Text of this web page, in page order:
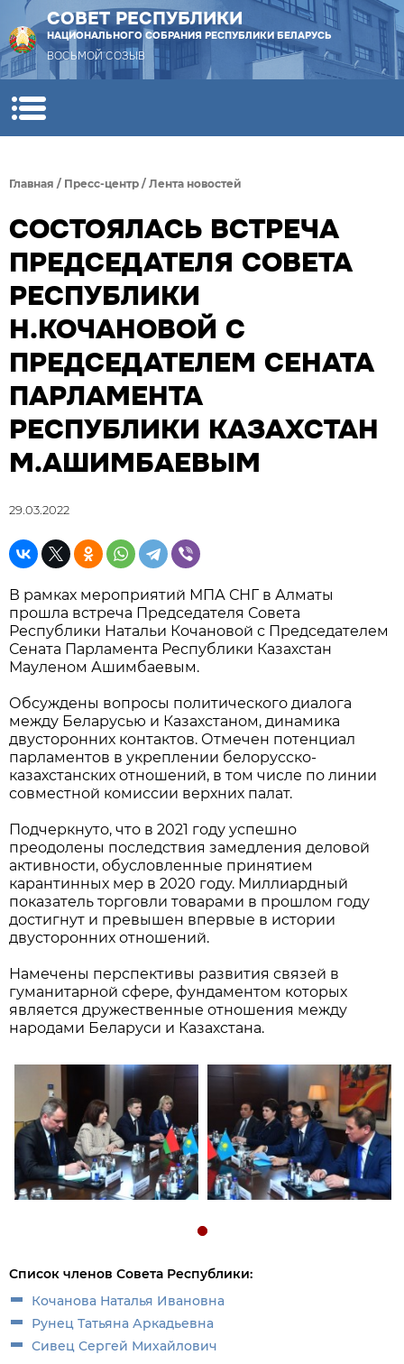
СОВЕТ РЕСПУБЛИКИ
НАЦИОНАЛЬНОГО СОБРАНИЯ РЕСПУБЛИКИ БЕЛАРУСЬ
ВОСЬМОЙ СОЗЫВ
Главная / Пресс-центр / Лента новостей
СОСТОЯЛАСЬ ВСТРЕЧА
ПРЕДСЕДАТЕЛЯ СОВЕТА
РЕСПУБЛИКИ
Н.КОЧАНОВОЙ С
ПРЕДСЕДАТЕЛЕМ СЕНАТА
ПАРЛАМЕНТА
РЕСПУБЛИКИ КАЗАХСТАН
М.АШИМБАЕВЫМ
29.03.2022
В рамках мероприятий МПА СНГ в Алматы
прошла встреча Председателя Совета
Республики Натальи Кочановой с Председателем
Сената Парламента Республики Казахстан
Мауленом Ашимбаевым.
Обсуждены вопросы политического диалога
между Беларусью и Казахстаном, динамика
двусторонних контактов. Отмечен потенциал
парламентов в укреплении белорусско-
казахстанских отношений, в том числе по линии
совместной комиссии верхних палат.
Подчеркнуто, что в 2021 году успешно
преодолены последствия замедления деловой
активности, обусловленные принятием
карантинных мер в 2020 году. Миллиардный
показатель торговли товарами в прошлом году
достигнут и превышен впервые в истории
двусторонних отношений.
Намечены перспективы развития связей в
гуманитарной сфере, фундаментом которых
является дружественные отношения между
народами Беларуси и Казахстана.
Список членов Совета Республики:
Кочанова Наталья Ивановна
Рунец Татьяна Аркадьевна
Сивец Сергей Михайлович